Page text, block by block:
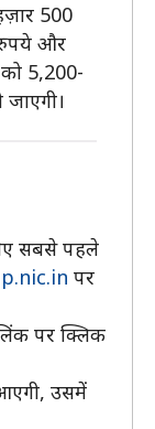
500
रुपये और
5,200-
सबसे पहले
पर
पर क्लिक
उसमें